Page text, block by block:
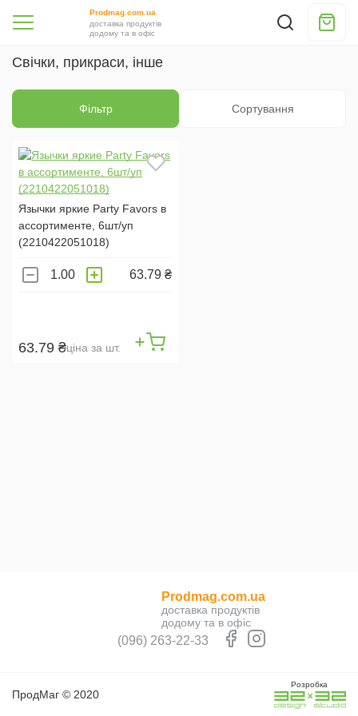
Prodmag.com.ua
доставка продуктів
додому та в офіс
Свічки, прикраси, інше
Фільтр Сортування
Язычки яркие Party Favors в
ассортименте, 6шт/уп
(2210422051018)
63.79 ₴
63.79 ₴ціна за шт.
Prodmag.com.ua
доставка продуктів
додому та в офіс
(096) 263-22-33
ПродМаг © 2020
Розробка